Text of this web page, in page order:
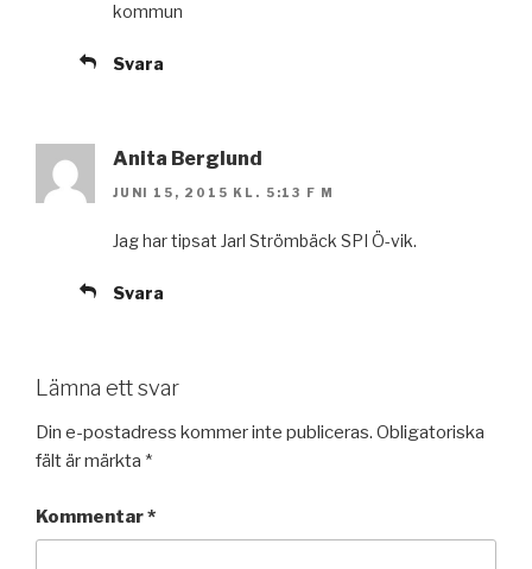
kommun
Svara
Anita Berglund
JUNI 15, 2015 KL. 5:13 F M
Jag har tipsat Jarl Strömbäck SPI Ö-vik.
Svara
Lämna ett svar
Din e-postadress kommer inte publiceras. Obligatoriska
fält är märkta *
Kommentar*